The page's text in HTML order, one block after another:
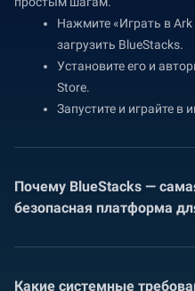
Нажмите «Играть в
загрузить BlueStacks.
Установите его и
Store.
Запустите и играйте в
Почему BlueStacks —
безопасная платформа
Какие системные